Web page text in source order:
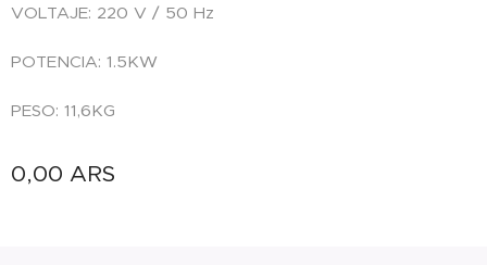
VOLTAJE: 220 V / 50 Hz
POTENCIA: 1.5KW
PESO: 11,6KG
0,00 ARS